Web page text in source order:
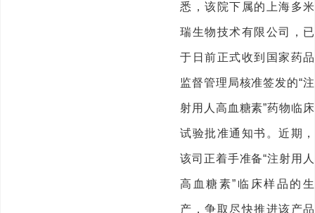
悉，该院下属的上海多米
瑞生物技术有限公司，已
于日前正式收到国家药品
监督管理局核准签发的“注
射用人高血糖素”药物临床
试验批准通知书。近期，
该司正着手准备“注射用人
高血糖素”临床样品的生
产，争取尽快推进该产品